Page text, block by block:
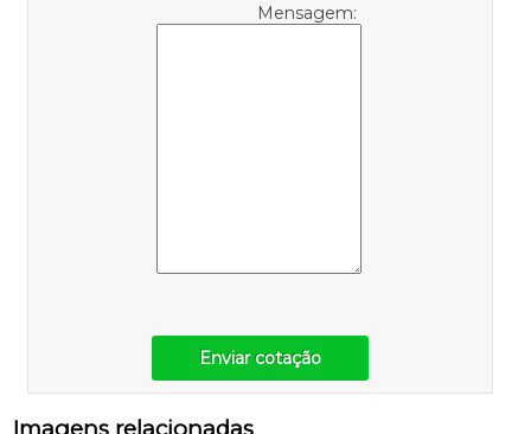
Mensagem:
Enviar cotação